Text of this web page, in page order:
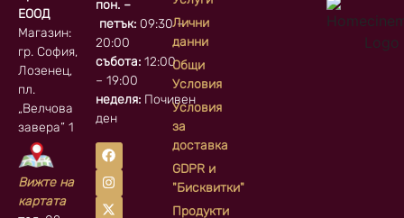
ЕООД
Магазин:
гр. София, кв.
Лозенец,
пл.
„Велчова
завера” 1
Вижте на
картата
пон. –
петък:09:30 –
20:00
събота:12:00
– 19:00
неделя:Почивен
ден
Лични
данни
Общи
Условия
Условия
за
доставка
GDPR и
"Бисквитки"
Продукти